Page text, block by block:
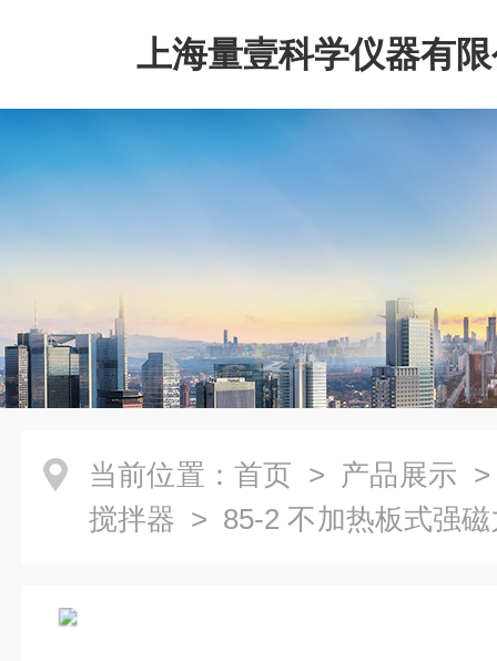
上海量壹科学仪器有
当前位置： 首页 > 产品展示
搅拌器 > 85-2 不加热板式强